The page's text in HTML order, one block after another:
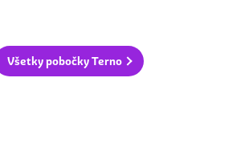
Všetky pobočky Terno